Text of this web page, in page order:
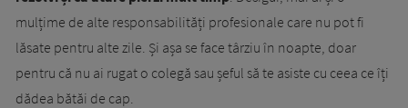
mulțime de alte responsabilități profesionale care nu pot fi
lăsate pentru alte zile. Și așa se face târziu în noapte, doar
pentru că nu ai rugat o colegă sau șeful să te asiste cu ceea ce îți
dădea bătăi de cap.